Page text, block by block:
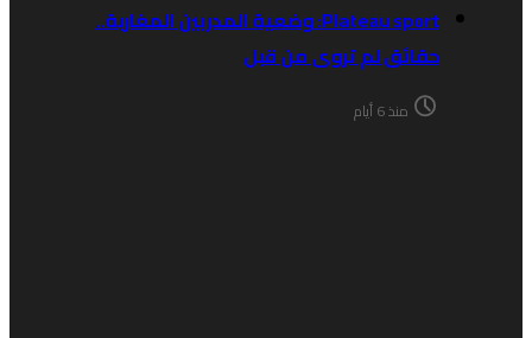
Plateau sport: وضعية المدربين المغاربة..
حقائق لم تروى من قبل